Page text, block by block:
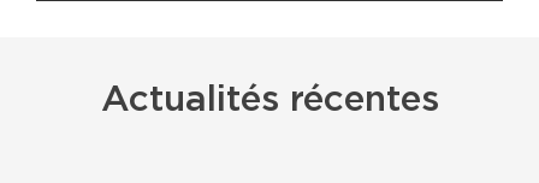
Actualités récentes